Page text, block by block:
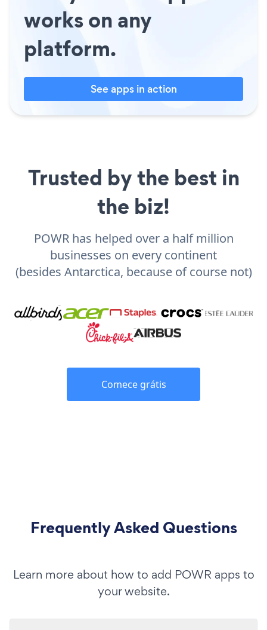
works on any
platform.
See apps in action
Trusted by the best in
the biz!
POWR has helped over a half million
businesses on every continent
(besides Antarctica, because of course not)
Comece grátis
Frequently Asked Questions
Learn more about how to add POWR apps to
your website.